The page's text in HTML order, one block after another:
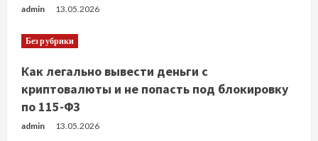
admin 13.05.2026
Без рубрики
Как легально вывести деньги с
криптовалюты и не попасть под блокировку
по 115-ФЗ
admin 13.05.2026